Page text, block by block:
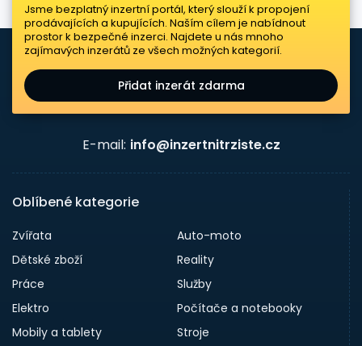
Jsme bezplatný inzertní portál, který slouží k propojení
prodávajících a kupujících. Naším cílem je nabídnout
prostor k bezpečné inzerci. Najdete u nás mnoho
zajímavých inzerátů ze všech možných kategorií.
Přidat inzerát zdarma
E-mail: info@inzertnitrziste.cz
Oblíbené kategorie
Zvířata
Auto-moto
Dětské zboží
Reality
Práce
Služby
Elektro
Počítače a notebooky
Mobily a tablety
Stroje